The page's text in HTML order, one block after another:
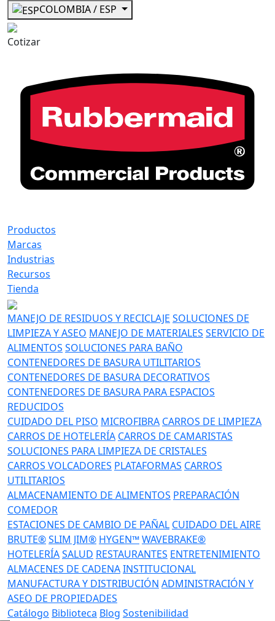
COLOMBIA / ESP
Cotizar
Productos
Marcas
Industrias
Recursos
Tienda
MANEJO DE RESIDUOS Y RECICLAJE SOLUCIONES DE
LIMPIEZA Y ASEO MANEJO DE MATERIALES SERVICIO DE
ALIMENTOS SOLUCIONES PARA BAÑO
CONTENEDORES DE BASURA UTILITARIOS
CONTENEDORES DE BASURA DECORATIVOS
CONTENEDORES DE BASURA PARA ESPACIOS
REDUCIDOS
CUIDADO DEL PISO MICROFIBRA CARROS DE LIMPIEZA
CARROS DE HOTELERÍA CARROS DE CAMARISTAS
SOLUCIONES PARA LIMPIEZA DE CRISTALES
CARROS VOLCADORES PLATAFORMAS CARROS
UTILITARIOS
ALMACENAMIENTO DE ALIMENTOS PREPARACIÓN
COMEDOR
ESTACIONES DE CAMBIO DE PAÑAL CUIDADO DEL AIRE
BRUTE®SLIM JIM® HYGEN™WAVEBRAKE®
HOTELERÍASALUD RESTAURANTES ENTRETENIMIENTO
ALMACENES DE CADENAINSTITUCIONAL
MANUFACTURA Y DISTRIBUCIÓN ADMINISTRACIÓN Y
ASEO DE PROPIEDADES
Catálogo Biblioteca Blog Sostenibilidad